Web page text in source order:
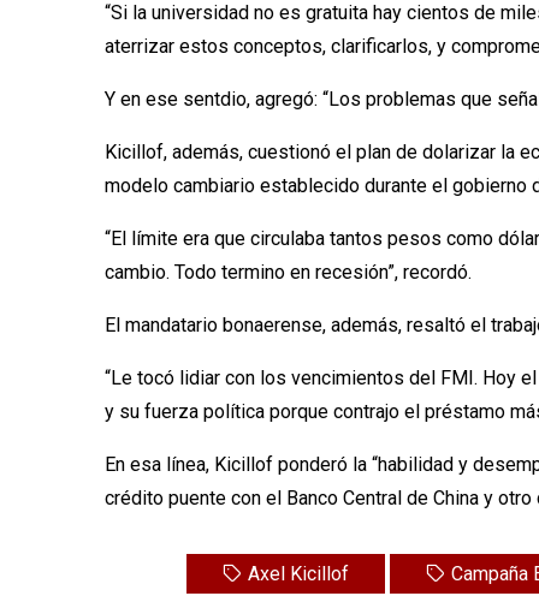
“Si la universidad no es gratuita hay cientos de
aterrizar estos conceptos, clarificarlos, y
Y en ese sentdio, agregó: “Los problemas que
Kicillof, además, cuestionó el plan de dolarizar la
modelo cambiario establecido durante el gobierno
“El límite era que circulaba tantos pesos como
cambio. Todo termino en recesión”, recordó.
El mandatario bonaerense, además, resaltó el
“Le tocó lidiar con los vencimientos del FMI. Hoy
y su fuerza política porque contrajo el préstamo
En esa línea, Kicillof ponderó la “habilidad y
crédito puente con el Banco Central de China y
Axel Kicillof Campaña